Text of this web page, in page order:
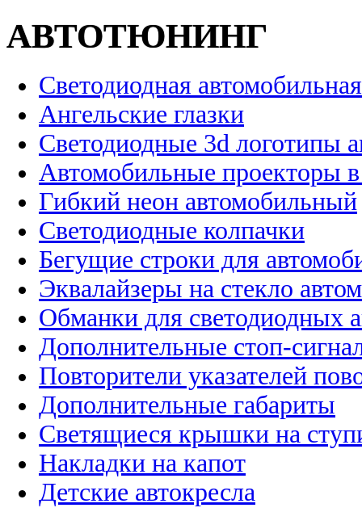
АВТОТЮНИНГ
Светодиодная
Ангельские глазки
Светодиодные 3d логотипы
Автомобильные проекторы
Гибкий неон автомобильный
Светодиодные колпачки
Бегущие строки для
Эквалайзеры на стекло
Обманки для светодиодных
Дополнительные стоп-
Повторители указателей
Дополнительные габариты
Светящиеся крышки на
Накладки на капот
Детские автокресла